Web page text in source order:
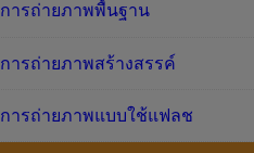
การถ่ายภาพพื้นฐาน
การถ่ายภาพสร้างสรรค์
การถ่ายภาพแบบใช้แฟลช